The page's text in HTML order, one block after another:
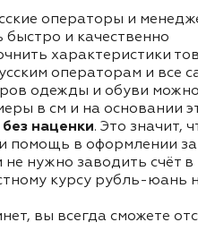
операторы и
и качественно
характеристики
операторам и все
одежды и обуви
в см и на основании
наценки. Это значит,
помощь в оформлении
не нужно заводить счёт
курсу рубль-юань
вы всегда сможете